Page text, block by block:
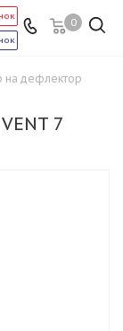
0
на дефлектор
7